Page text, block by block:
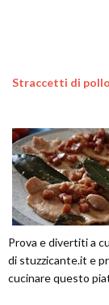
Straccetti di pollo
Prova e divertiti a
di stuzzicante.it e
cucinare questo